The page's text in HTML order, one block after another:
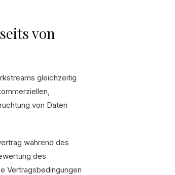
von
gleichzeitig
von Daten
während des
des
Vertragsbedingungen